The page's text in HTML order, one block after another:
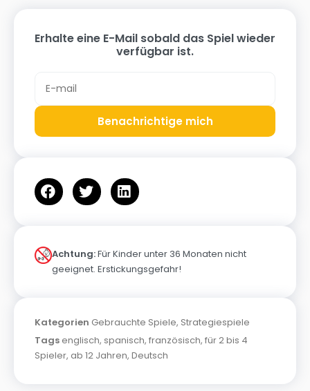
Erhalte eine E-Mail sobald das Spiel wieder
verfügbar ist.
Benachrichtige mich
Achtung:Für Kinder unter 36 Monaten nicht
geeignet. Erstickungsgefahr!
Kategorien Gebrauchte Spiele, Strategiespiele
Tags englisch, spanisch, französisch, für 2 bis 4
Spieler, ab 12 Jahren, Deutsch